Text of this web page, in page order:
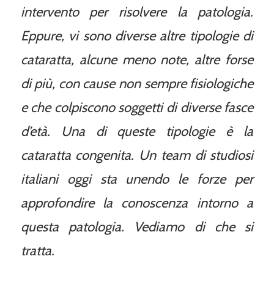
intervento per risolvere la patologia.
Eppure, vi sono diverse altre tipologie di
cataratta, alcune meno note, altre forse
di più, con cause non sempre fisiologiche
e che colpiscono soggetti di diverse fasce
d’età. Una di queste tipologie è la
cataratta congenita. Un team di studiosi
italiani oggi sta unendo le forze per
approfondire la conoscenza intorno a
questa patologia. Vediamo di che si
tratta.